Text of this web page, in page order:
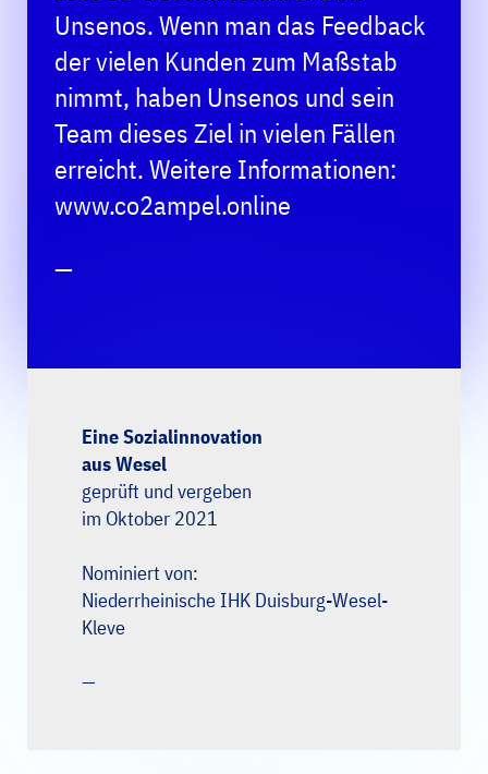
Unsenos. Wenn man das Feedback
der vielen Kunden zum Maßstab
nimmt, haben Unsenos und sein
Team dieses Ziel in vielen Fällen
erreicht. Weitere Informationen:
www.co2ampel.online
—
Eine Sozialinnovation
aus Wesel
geprüft und vergeben
im Oktober 2021
Nominiert von:
Niederrheinische IHK Duisburg-Wesel-
Kleve
—